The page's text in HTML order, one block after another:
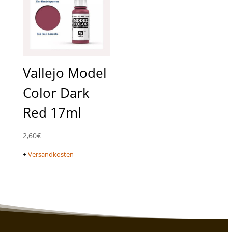
Vallejo Model
Color Dark
Red 17ml
2,60€
+Versandkosten